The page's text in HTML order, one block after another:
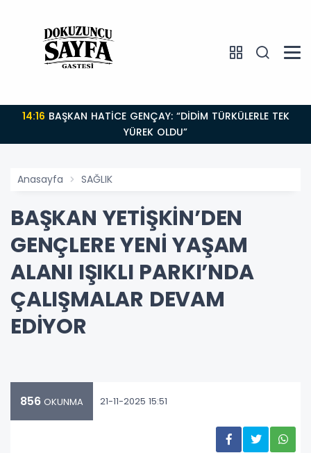
14:16
YÜREK OLDU”
Anasayfa SAĞLIK
BAŞKAN YETİŞKİN’DEN
GENÇLERE YENİ YAŞAM
ALANI IŞIKLI PARKI’NDA
ÇALIŞMALAR DEVAM
EDİYOR
856 OKUNMA 21-11-2025 15:51